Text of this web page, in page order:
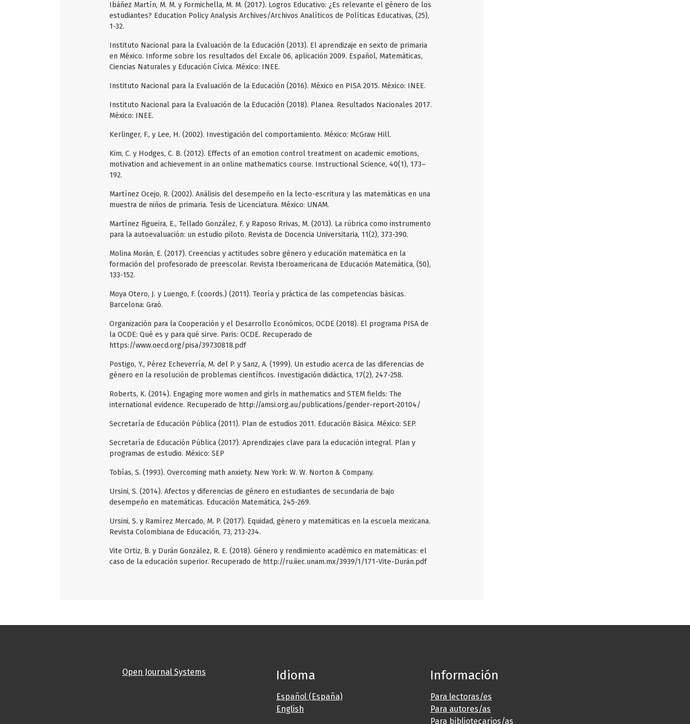
Ibáñez Martín, M. M. y Formichella, M. M. (2017). Logros Educativo: ¿Es relevante el género de los
estudiantes? Education Policy Analysis Archives/Archivos Analíticos de Políticas Educativas, (25),
1-32.
Instituto Nacional para la Evaluación de la Educación (2013). El aprendizaje en sexto de primaria
en México. Informe sobre los resultados del Excale 06, aplicación 2009. Español, Matemáticas,
Ciencias Naturales y Educación Cívica. México: INEE.
Instituto Nacional para la Evaluación de la Educación (2016). México en PISA 2015. México: INEE.
Instituto Nacional para la Evaluación de la Educación (2018). Planea. Resultados Nacionales 2017.
México: INEE.
Kerlinger, F., y Lee, H. (2002). Investigación del comportamiento. México: McGraw Hill.
Kim, C. y Hodges, C. B. (2012). Effects of an emotion control treatment on academic emotions,
motivation and achievement in an online mathematics course. Instructional Science, 40(1), 173–
192.
Martínez Ocejo, R. (2002). Análisis del desempeño en la lecto-escritura y las matemáticas en una
muestra de niños de primaria. Tesis de Licenciatura. México: UNAM.
Martínez Figueira, E., Tellado González, F. y Raposo Rrivas, M. (2013). La rúbrica como instrumento
para la autoevaluación: un estudio piloto. Revista de Docencia Universitaria, 11(2), 373-390.
Molina Morán, E. (2017). Creencias y actitudes sobre género y educación matemática en la
formación del profesorado de preescolar. Revista Iberoamericana de Educación Matemática, (50),
133-152.
Moya Otero, J. y Luengo, F. (coords.) (2011). Teoría y práctica de las competencias básicas.
Barcelona: Graó.
Organización para la Cooperación y el Desarrollo Económicos, OCDE (2018). El programa PISA de
la OCDE: Qué es y para qué sirve. Paris: OCDE. Recuperado de
https://www.oecd.org/pisa/39730818.pdf
Postigo, Y., Pérez Echeverría, M. del P. y Sanz, A. (1999). Un estudio acerca de las diferencias de
género en la resolución de problemas científicos. Investigación didáctica, 17(2), 247-258.
Roberts, K. (2014). Engaging more women and girls in mathematics and STEM fields: The
international evidence. Recuperado de http://amsi.org.au/publications/gender-report-20104/
Secretaría de Educación Pública (2011). Plan de estudios 2011. Educación Básica. México: SEP.
Secretaría de Educación Pública (2017). Aprendizajes clave para la educación integral. Plan y
programas de estudio. México: SEP
Tobías, S. (1993). Overcoming math anxiety. New York: W. W. Norton & Company.
Ursini, S. (2014). Afectos y diferencias de género en estudiantes de secundaria de bajo
desempeño en matemáticas. Educación Matemática, 245-269.
Ursini, S. y Ramírez Mercado, M. P. (2017). Equidad, género y matemáticas en la escuela mexicana.
Revista Colombiana de Educación, 73, 213-234.
Vite Ortiz, B. y Durán González, R. E. (2018). Género y rendimiento académico en matemáticas: el
caso de la educación superior. Recuperado de http://ru.iiec.unam.mx/3939/1/171-Vite-Durán.pdf
Open Journal Systems Idioma
Español (España)
English
Información
Para lectoras/es
Para autores/as
Para bibliotecarios/as